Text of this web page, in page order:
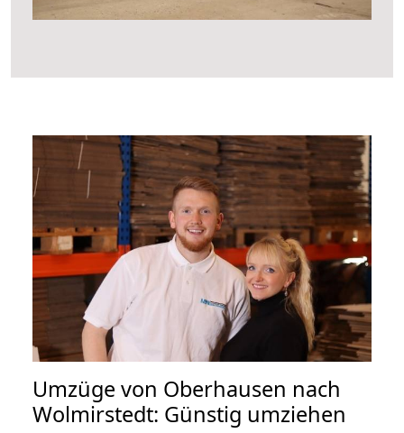
Umzüge von Oberhausen nach
Wolmirstedt: Günstig umziehen